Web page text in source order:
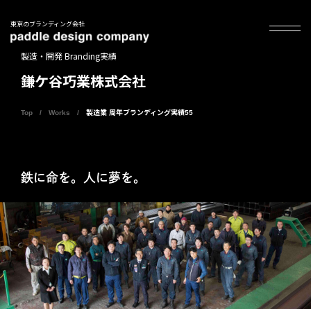
東京のブランディング会社
製造・開発 Branding実績
鎌ケ谷巧業株式会社
Top Works 製造業 周年ブランディング実績55
鉄に命を。人に夢を。